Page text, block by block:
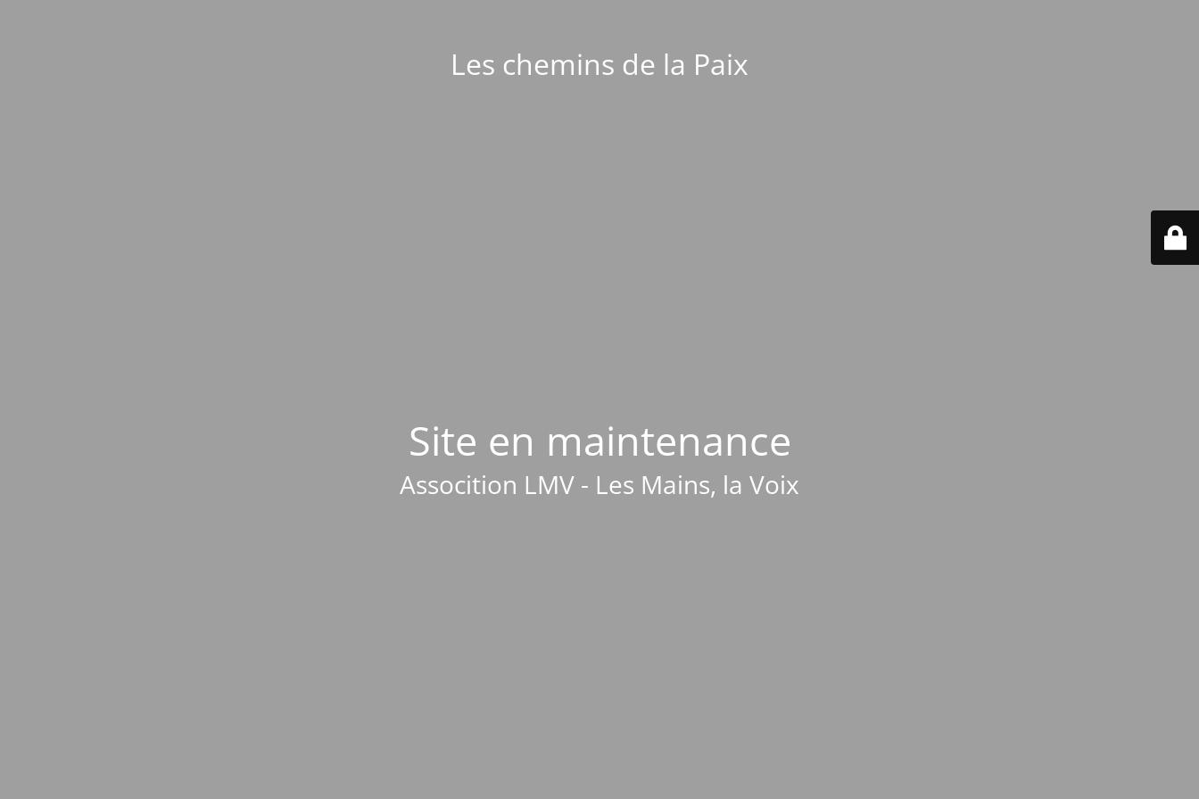
Les chemins de la Paix
Site en maintenance
Assocition LMV - Les Mains, la Voix